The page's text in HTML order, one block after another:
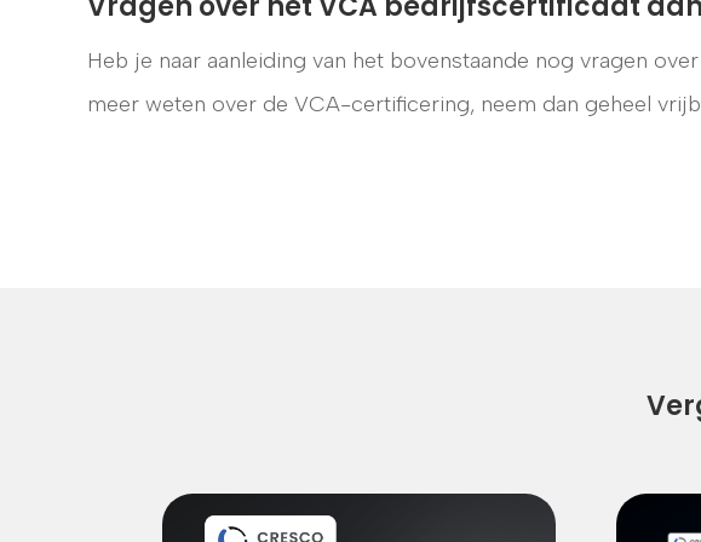
Heb je naar aanleiding van het bovenstaande nog vragen
meer weten over de VCA-certificering, neem dan geheel